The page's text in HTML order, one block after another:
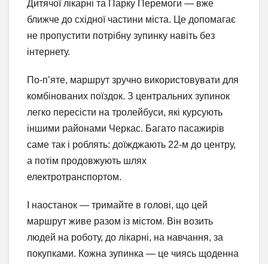
Дитячої лікарні та Парку Перемоги — вже
ближче до східної частини міста. Це допомагає
не пропустити потрібну зупинку навіть без
інтернету.
По-п’яте, маршрут зручно використовувати для
комбінованих поїздок. З центральних зупинок
легко пересісти на тролейбуси, які курсують
іншими районами Черкас. Багато пасажирів
саме так і роблять: доїжджають 22-м до центру,
а потім продовжують шлях
електротранспортом.
І наостанок — тримайте в голові, що цей
маршрут живе разом із містом. Він возить
людей на роботу, до лікарні, на навчання, за
покупками. Кожна зупинка — це чиясь щоденна